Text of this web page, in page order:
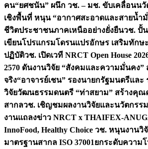
คน“ยศชนัน” ผนึก วช. – มช. ขับเคลื่อนนวั
เชิงพื้นที่ หนุน “อากาศสะอาดและสายน้ำ
ชีวิตประชาชนภาคเหนืออย่างยั่งยืนวช. ปั้
เขียนโปรแกรมโดรนแปรอักษร เสริมทัก
ปฏิบัติวช. เปิดเวที NRCT Open House
2570 ดันงานวิจัย “สังคมและความมั่นคง”
จริง“อาจารย์เชน” รองนายกรัฐมนตรีแล
วิจัยวัฒนธรรมดนตรี “ท่าสยาม” สร้างคุ
สากลวช. เชิญชมผลงานวิจัยและนวัตกรร
งานแถลงข่าว NRCT x THAIFEX-
InnoFood, Healthy Choice วช. หนุนงานวิ
มาตรฐานสากล ISO 37001ยกระดับความ